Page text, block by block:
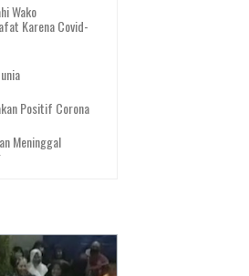
Wako
Karena Covid-
Positif Corona
Meninggal